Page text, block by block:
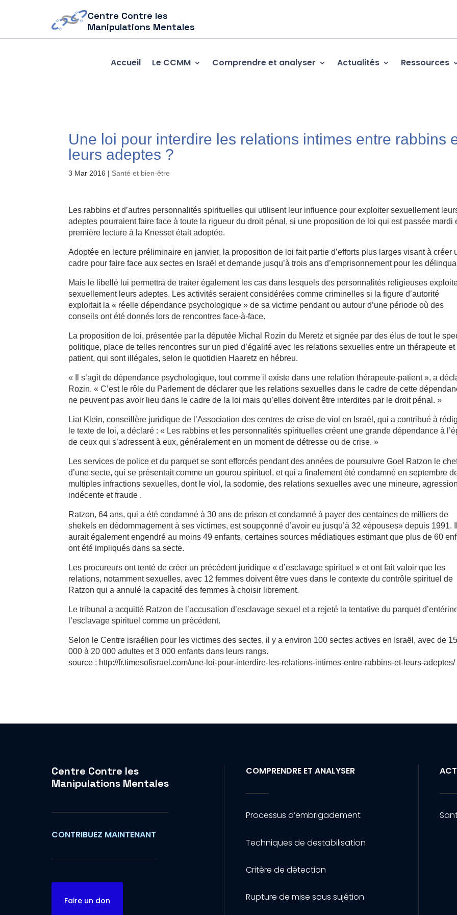
Centre Contre les
Manipulations Mentales
Accueil Le CCMM Comprendre et analyser Actualités Ressources
Une loi pour interdire les relations intimes entre rabbins
leurs adeptes ?
3 Mar 2016 | Santé et bien-être
Les rabbins et d’autres personnalités spirituelles qui utilisent leur influence pour exploiter sexuellement
adeptes pourraient faire face à toute la rigueur du droit pénal, si une proposition de loi qui est passée mardi
première lecture à la Knesset était adoptée.
Adoptée en lecture préliminaire en janvier, la proposition de loi fait partie d’efforts plus larges visant à créer
cadre pour faire face aux sectes en Israël et demande jusqu’à trois ans d’emprisonnement pour les
Mais le libellé lui permettra de traiter également les cas dans lesquels des personnalités religieuses
sexuellement leurs adeptes. Les activités seraient considérées comme criminelles si la figure d’autorité
exploitait la « réelle dépendance psychologique » de sa victime pendant ou autour d’une période où des
conseils ont été donnés lors de rencontres face-à-face.
La proposition de loi, présentée par la députée Michal Rozin du Meretz et signée par des élus de tout le
politique, place de telles rencontres sur un pied d’égalité avec les relations sexuelles entre un thérapeute et
patient, qui sont illégales, selon le quotidien Haaretz en hébreu.
« Il s’agit de dépendance psychologique, tout comme il existe dans une relation thérapeute-patient », a
Rozin. « C’est le rôle du Parlement de déclarer que les relations sexuelles dans le cadre de cette
ne peuvent pas avoir lieu dans le cadre de la loi mais qu’elles doivent être interdites par le droit pénal. »
Liat Klein, conseillère juridique de l’Association des centres de crise de viol en Israël, qui a contribué à
le texte de loi, a déclaré : « Les rabbins et les personnalités spirituelles créent une grande dépendance à
de ceux qui s’adressent à eux, généralement en un moment de détresse ou de crise. »
Les services de police et du parquet se sont efforcés pendant des années de poursuivre Goel Ratzon le
d’une secte, qui se présentait comme un gourou spirituel, et qui a finalement été condamné en septembre
multiples infractions sexuelles, dont le viol, la sodomie, des relations sexuelles avec une mineure, agression
indécente et fraude .
Ratzon, 64 ans, qui a été condamné à 30 ans de prison et condamné à payer des centaines de milliers de
shekels en dédommagement à ses victimes, est soupçonné d’avoir eu jusqu’à 32 «épouses» depuis 1991. Il
aurait également engendré au moins 49 enfants, certaines sources médiatiques estimant que plus de 60
ont été impliqués dans sa secte.
Les procureurs ont tenté de créer un précédent juridique « d’esclavage spirituel » et ont fait valoir que les
relations, notamment sexuelles, avec 12 femmes doivent être vues dans le contexte du contrôle spirituel de
Ratzon qui a annulé la capacité des femmes à choisir librement.
Le tribunal a acquitté Ratzon de l’accusation d’esclavage sexuel et a rejeté la tentative du parquet
l’esclavage spirituel comme un précédent.
Selon le Centre israélien pour les victimes des sectes, il y a environ 100 sectes actives en Israël, avec de 15
000 à 20 000 adultes et 3 000 enfants dans leurs rangs.
source : http://fr.timesofisrael.com/une-loi-pour-interdire-les-relations-intimes-entre-rabbins-et-leurs-adeptes/
Centre Contre les
Manipulations Mentales
CONTRIBUEZ MAINTENANT
Faire un don
COMPRENDRE ET ANALYSER
Processus d’embrigadement
Techniques de destabilisation
Critère de détection
Rupture de mise sous sujétion